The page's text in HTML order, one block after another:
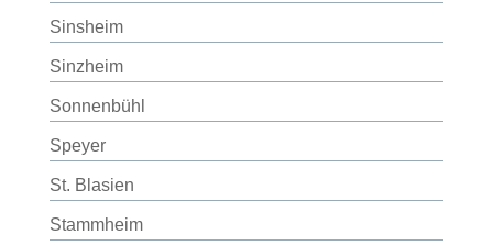
Sinsheim
Sinzheim
Sonnenbühl
Speyer
St. Blasien
Stammheim